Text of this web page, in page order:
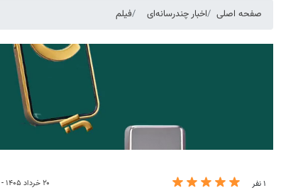
صفحه اصلی اخبار چندرسانه‌ای فیلم
۱ نفر ۲۰ خرداد ۱۴۰۵ - ۱۴:۰۰